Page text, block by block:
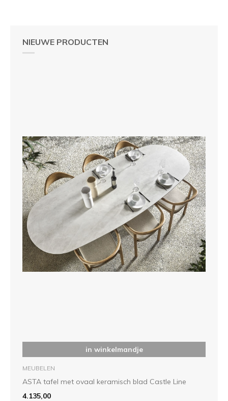
NIEUWE PRODUCTEN
in winkelmandje
MEUBELEN
ASTA tafel met ovaal keramisch blad Castle Line
4.135,00